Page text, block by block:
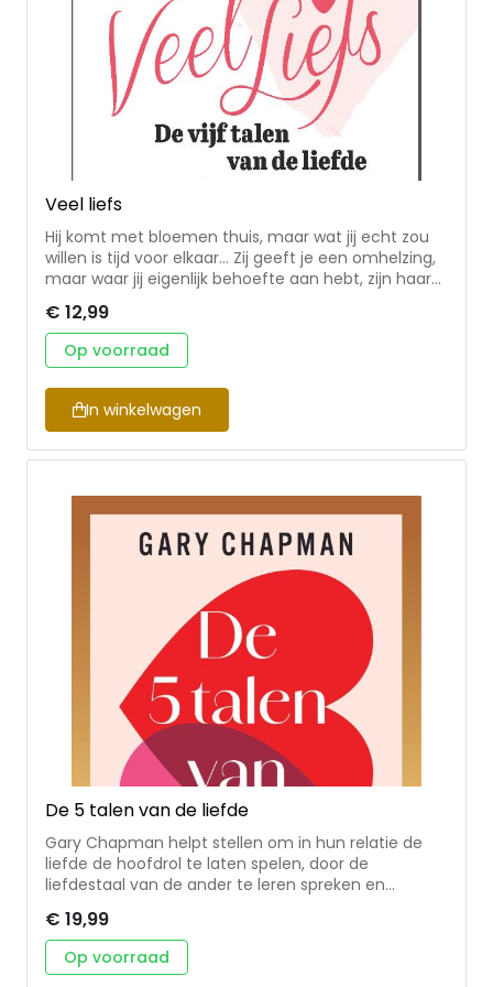
herdruk gekregen.
Veel liefs
Hij komt met bloemen thuis, maar wat jij echt zou
willen is tijd voor elkaar… Zij geeft je een omhelzing,
maar waar jij eigenlijk behoefte aan hebt, zijn haar
liefde, maar jullie liefdestalen! Hoe houd je de liefde
levend na de bruiloft? Het antwoord op deze vraag
ligt volgens Gary Chapman in het geven van
positieve woorden, tijd en aandacht, cadeaus,
dienstbaarheid en lichamelijke aanraking. Ieder
persoon heeft een verschillende liefdestaal. Gary
Chapman neemt je mee in de zoektocht naar de
liefdestaal die bij jou en je partner past. Ontdek hét
€ 12,99
Op voorraad
In winkelwagen
De 5 talen van de liefde
Gary Chapman helpt stellen om in hun relatie de
liefde de hoofdrol te laten spelen, door de
liefdestaal van de ander te leren spreken en
sluiten op de actualiteit. Het boek is geschikt voor
nieuwe relaties en voor stellen die al jaren samen
zijn; voor sprankelende en voor moeizame relaties.
€ 19,99
Op voorraad